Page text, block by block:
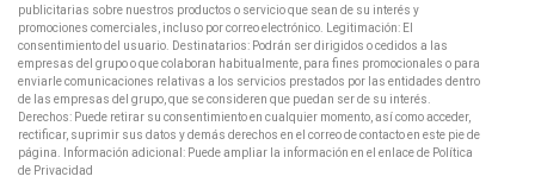
publicitarias sobre nuestros productos o servicio que sean de su interés y
promociones comerciales, incluso por correo electrónico. Legitimación: El
consentimiento del usuario. Destinatarios: Podrán ser dirigidos o cedidos a las
empresas del grupo o que colaboran habitualmente, para fines promocionales o para
enviarle comunicaciones relativas a los servicios prestados por las entidades dentro
de las empresas del grupo, que se consideren que puedan ser de su interés.
Derechos: Puede retirar su consentimiento en cualquier momento, así como acceder,
rectificar, suprimir sus datos y demás derechos en el correo de contacto en este pie de
página. Información adicional: Puede ampliar la información en el enlace de Política
de Privacidad